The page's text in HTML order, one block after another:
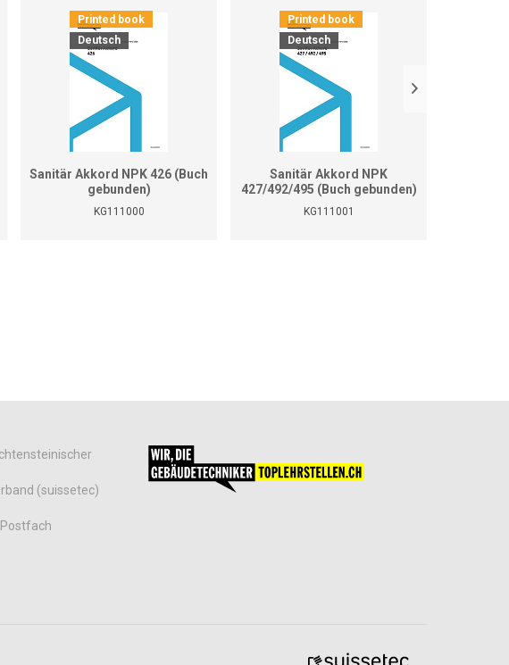
Printed book
Deutsch
Sanitär Akkord NPK 426 (Buch
gebunden)
KG111000
Printed book
Deutsch
Sanitär Akkord NPK
427/492/495 (Buch gebunden)
KG111001
(suissetec)